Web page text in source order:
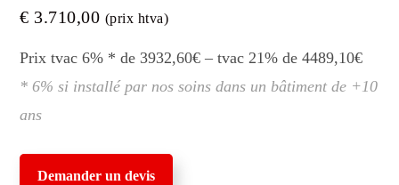
€ 3.710,00 (prix htva)
Prix tvac 6% * de 3932,60€ – tvac 21% de 4489,10€
* 6% si installé par nos soins dans un bâtiment de +10
ans
Demander un devis